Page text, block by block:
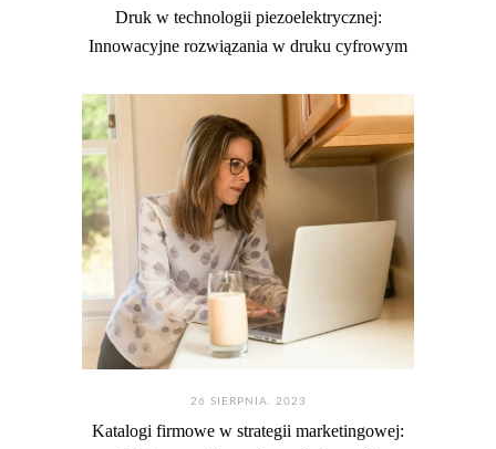
Druk w technologii piezoelektrycznej:
Innowacyjne rozwiązania w druku cyfrowym
26 SIERPNIA. 2023
Katalogi firmowe w strategii marketingowej: